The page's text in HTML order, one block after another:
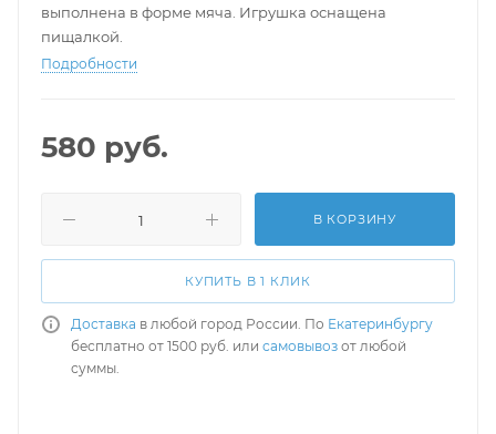
выполнена в форме мяча. Игрушка оснащена
пищалкой.
Подробности
580 руб.
В КОРЗИНУ
КУПИТЬ В 1 КЛИК
Доставка в любой город России. По Екатеринбургу
бесплатно от 1500 руб. или самовывоз от любой
суммы.